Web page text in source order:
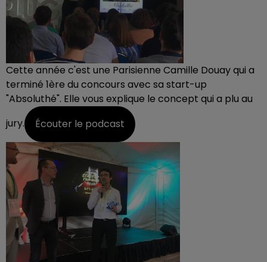
Cette année c'est une Parisienne Camille Douay qui a
terminé 1ère du concours avec sa start-up
"Absoluthé". Elle vous explique le concept qui a plu au
jury.
Écouter le podcast